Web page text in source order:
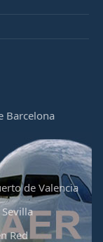
Barcelona
de Valencia
Red